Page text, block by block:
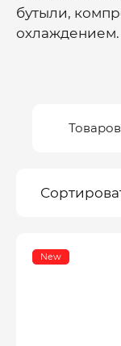
бутыли,
охлаждением.
Товаров
New